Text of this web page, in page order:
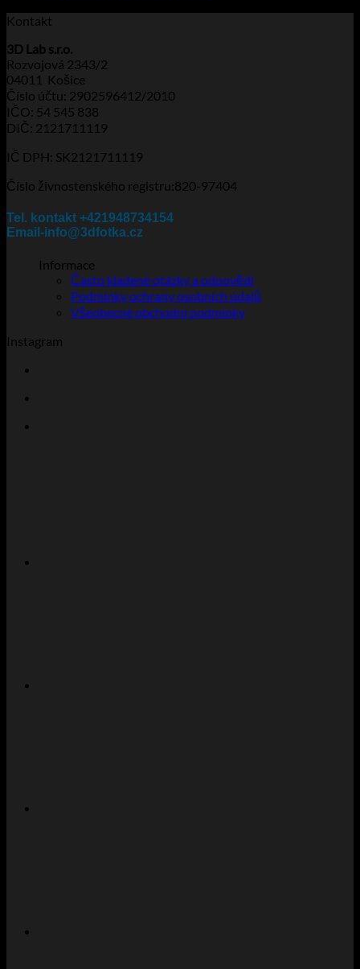
Kontakt
3D Lab s.r.o.
Rozvojová 2343/2
04011 Košice
Číslo účtu: 2902596412/2010
IČO: 54 545 838
DIČ: 2121711119
IČ DPH: SK2121711119
Číslo živnostenského registru:820-97404
Tel. kontakt +421948734154
Email-info@3dfotka.cz
Informace
Často kladené otázky a odpovědi
Podmínky ochrany osobních údajů
Všeobecné obchodní podmínky
Instagram